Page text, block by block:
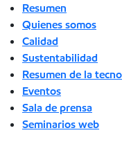
Resumen
Quienes somos
Calidad
Sustentabilidad
Resumen de la
Eventos
Sala de prensa
Seminarios web